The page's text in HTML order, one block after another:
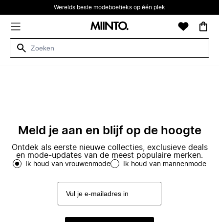
Werelds beste modeboetieks op één plek
Meld je aan en blijf op de hoogte
Ontdek als eerste nieuwe collecties, exclusieve deals
en mode-updates van de meest populaire merken.
Ik houd van vrouwenmode Ik houd van mannenmode